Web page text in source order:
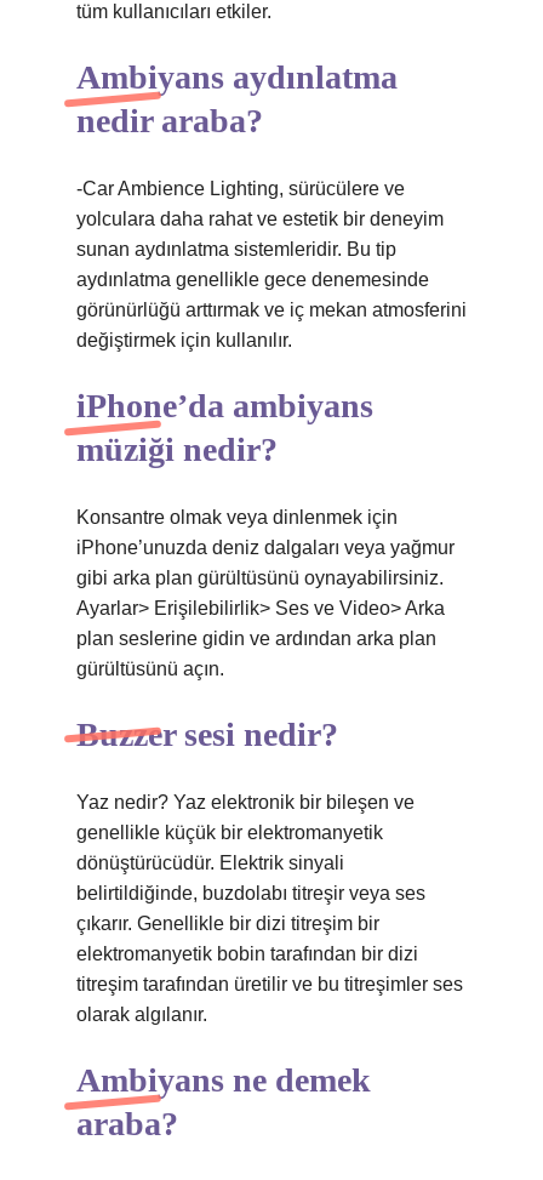
tüm kullanıcıları etkiler.
Ambiyans aydınlatma
nedir araba?
-Car Ambience Lighting, sürücülere ve
yolculara daha rahat ve estetik bir deneyim
sunan aydınlatma sistemleridir. Bu tip
aydınlatma genellikle gece denemesinde
görünürlüğü arttırmak ve iç mekan atmosferini
değiştirmek için kullanılır.
iPhone’da ambiyans
müziği nedir?
Konsantre olmak veya dinlenmek için
iPhone’unuzda deniz dalgaları veya yağmur
gibi arka plan gürültüsünü oynayabilirsiniz.
Ayarlar> Erişilebilirlik> Ses ve Video> Arka
plan seslerine gidin ve ardından arka plan
gürültüsünü açın.
Buzzer sesi nedir?
Yaz nedir? Yaz elektronik bir bileşen ve
genellikle küçük bir elektromanyetik
dönüştürücüdür. Elektrik sinyali
belirtildiğinde, buzdolabı titreşir veya ses
çıkarır. Genellikle bir dizi titreşim bir
elektromanyetik bobin tarafından bir dizi
titreşim tarafından üretilir ve bu titreşimler ses
olarak algılanır.
Ambiyans ne demek
araba?